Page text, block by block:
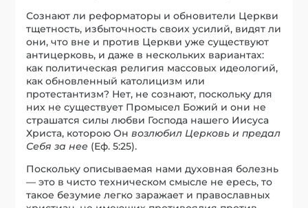
Сознают ли реформаторы и обновители Церкви
тщетность, избыточность своих усилий, видят ли
они, что вне и против Церкви уже существуют
антицерковь, и даже в нескольких вариантах:
как политическая религия массовых идеологий,
как обновленный католицизм или
протестантизм? Нет, не сознают, поскольку для
них не существует Промысел Божий и они не
страшатся силы любви Господа нашего Иисуса
Христа, которою Онвозлюбил Церковь и предал
Себя за нее (Еф. 5:25).
Поскольку описываемая нами духовная болезнь
— это в чисто техническом смысле не ересь, то
такое безумие легко заражает и православных